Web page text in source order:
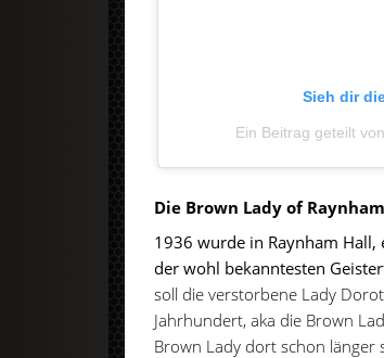
Sieh dir
Ein Beitrag geteilt
Die Brown Lady of
1936 wurde in Raynham
der wohl bekanntesten
soll die verstorbene Lady
Jahrhundert, aka die Brown
Brown Lady dort schon länger